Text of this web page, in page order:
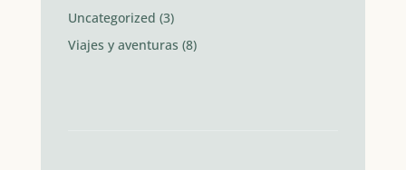
Uncategorized (3)
Viajes y aventuras (8)